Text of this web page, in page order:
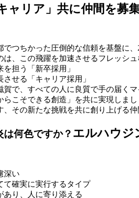
ャリア」共に仲間を募集
でつちかった圧倒的な信頼を基盤に
、この飛躍を加速させるフレッシュ
を担う「 新卒採用 」
させる「 キャリア採用 」
賀で、すべての人に良質で手の届く
らこそできる創造」を共に実現しまし
、その新たな挑戦を共に創り上げる
何色ですか？ エルハウジ
深い
て確実に実行するタイプ
あり、人に寄り添える